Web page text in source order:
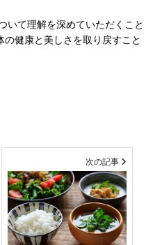
いて理解を深めていただくこと
健康と美しさを取り戻すこと
次の記事